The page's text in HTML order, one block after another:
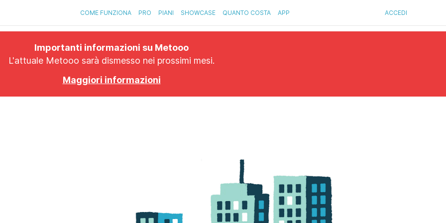
COME FUNZIONA PRO PIANI SHOWCASE QUANTO COSTA APP ACCEDI
Importanti informazioni su Metooo
L'attuale Metooo sarà dismesso nei prossimi mesi.
Maggiori informazioni